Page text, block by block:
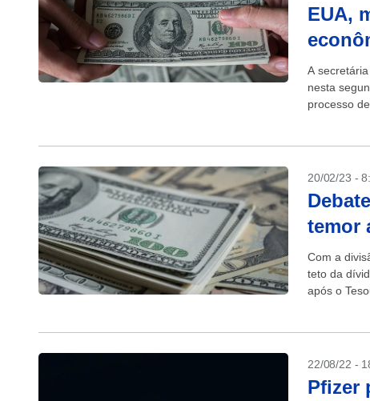
EUA,
A
nesta
processo
20/02/23 -
temor
Com a
teto da
após o
22/08/22 -
Pfizer